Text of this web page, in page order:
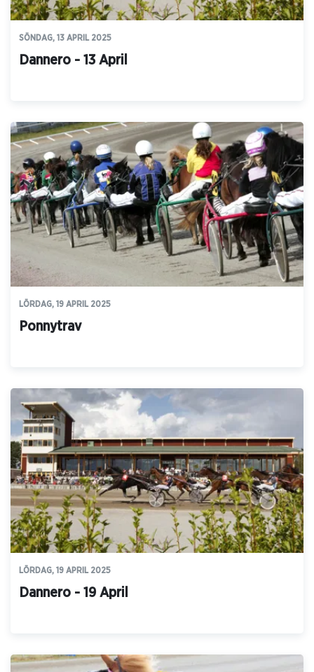
SÖNDAG, 13 APRIL 2025
Dannero - 13 April
LÖRDAG, 19 APRIL 2025
Ponnytrav
LÖRDAG, 19 APRIL 2025
Dannero - 19 April